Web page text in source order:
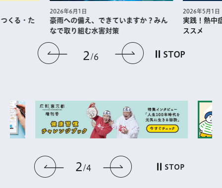
前のスライドを表示
2 6 次のスライドを
STOP
くる・た
2026年6月1日
豪雨への備え、できていますか？みん
なで取り組む水害対策
2026年5月1日
実践！熱中
ススメ
前のスライドを表示
2 4 次のスライドを表
STOP